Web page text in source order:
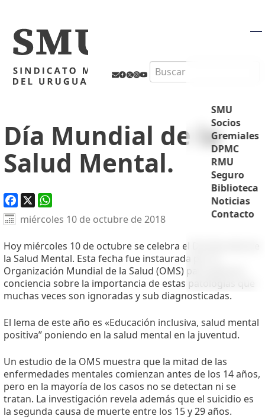
Search
SMU
Socios
Gremiales
DPMC
RMU
Seguro
Biblioteca
Noticias
Contacto
Día Mundial de la
Salud Mental.
Facebook
X WhatsApp
miércoles 10 de octubre de 2018
Hoy miércoles 10 de octubre se celebra el Día Mundial de
la Salud Mental. Esta fecha fue instaurada por la
Organización Mundial de la Salud (OMS) para generar
conciencia sobre la importancia de estas patologías que
muchas veces son ignoradas y sub diagnosticadas.
El lema de este año es «Educación inclusiva, salud mental
positiva” poniendo en la salud mental en la juventud.
Un estudio de la OMS muestra que la mitad de las
enfermedades mentales comienzan antes de los 14 años,
pero en la mayoría de los casos no se detectan ni se
tratan. La investigación revela además que el suicidio es
la segunda causa de muerte entre los 15 y 29 años.